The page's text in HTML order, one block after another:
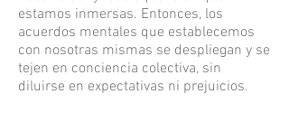
estamos inmersas. Entonces, los
acuerdos mentales que establecemos
con nosotras mismas se despliegan y se
tejen en conciencia colectiva, sin
diluirse en expectativas ni prejuicios.